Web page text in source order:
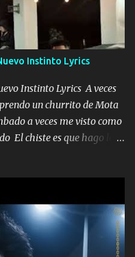
Instinto Lyrics
Instinto Lyrics A veces
un churrito de Mota
a veces me visto como
El chiste es que hago lo
trucha mis plebes Música
me ven la cachucha de lado
fajó una super o a veces
las generaciones yo